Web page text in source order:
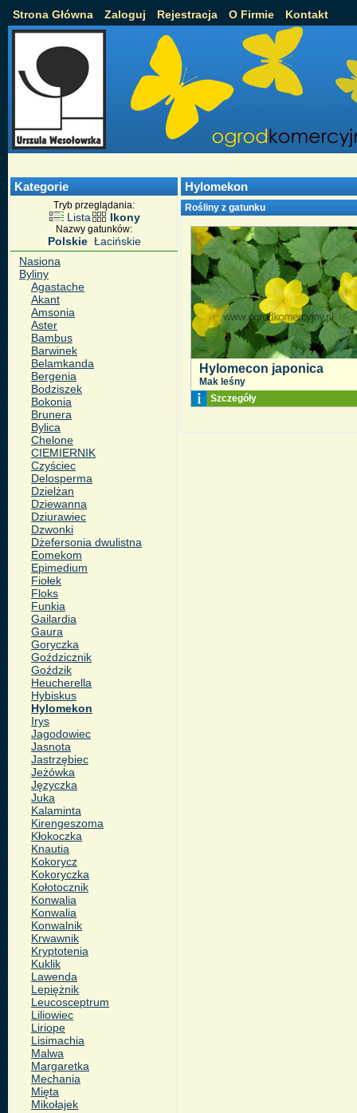
Strona Główna Zaloguj Rejestracja O Firmie Kontakt
Kategorie
Tryb przeglądania:
Lista Ikony
Nazwy gatunków:
Polskie Łacińskie
Nasiona
Byliny
Agastache
Akant
Amsonia
Aster
Bambus
Barwinek
Belamkanda
Bergenia
Bodziszek
Bokonia
Brunera
Bylica
Chelone
CIEMIERNIK
Czyściec
Delosperma
Dzielżan
Dziewanna
Dziurawiec
Dzwonki
Dżefersonia dwulistna
Eomekom
Epimedium
Fiołek
Floks
Funkia
Gailardia
Gaura
Goryczka
Goździcznik
Goździk
Heucherella
Hybiskus
Hylomekon
Irys
Jagodowiec
Jasnota
Jastrzębiec
Jeżówka
Języczka
Juka
Kalaminta
Kirengeszoma
Kłokoczka
Knautia
Kokorycz
Kokoryczka
Kołotocznik
Konwalia
Konwalia
Konwalnik
Krwawnik
Kryptotenia
Kuklik
Lawenda
Lepiężnik
Leucosceptrum
Liliowiec
Liriope
Lisimachia
Malwa
Margaretka
Mechania
Mięta
Mikołajek
Hylomekon
Rośliny z gatunku
Hylomecon japonica
Mak leśny
Szczegóły